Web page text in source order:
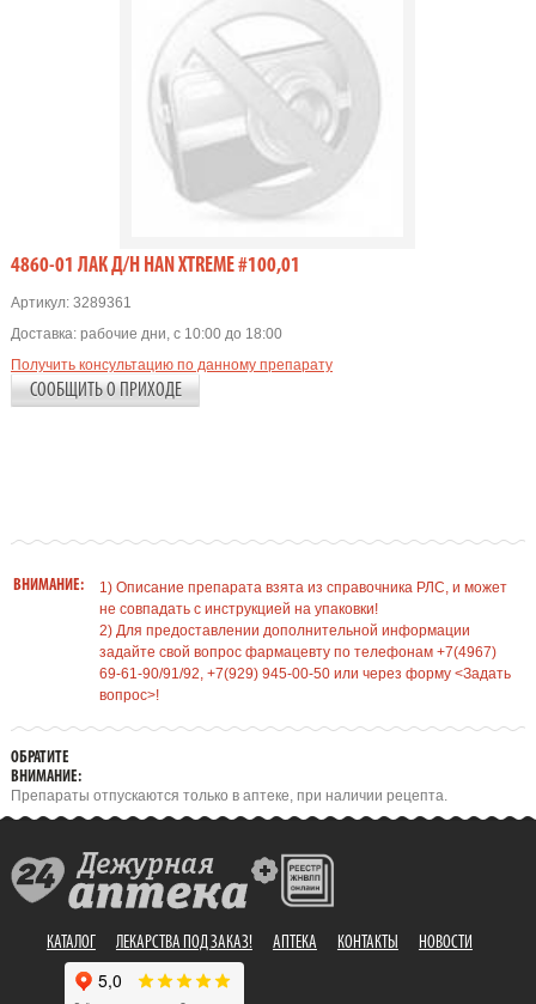
4860-01 ЛАК Д/Н HAN XTREME #100,01
Артикул:3289361
Доставка: рабочие дни, с 10:00 до 18:00
Получить консультацию по данному препарату
СООБЩИТЬ О ПРИХОДЕ
ВНИМАНИЕ:
1) Описание препарата взята из справочника РЛС, и может
не совпадать с инструкцией на упаковки!
2) Для предоставлении дополнительной информации
задайте свой вопрос фармацевту по телефонам +7(4967)
69-61-90/91/92, +7(929) 945-00-50 или через форму <Задать
вопрос>!
ОБРАТИТЕ
ВНИМАНИЕ:
Препараты отпускаются только в аптеке, при наличии рецепта.
КАТАЛОГ ЛЕКАРСТВА ПОД ЗАКАЗ! АПТЕКА КОНТАКТЫ НОВОСТИ